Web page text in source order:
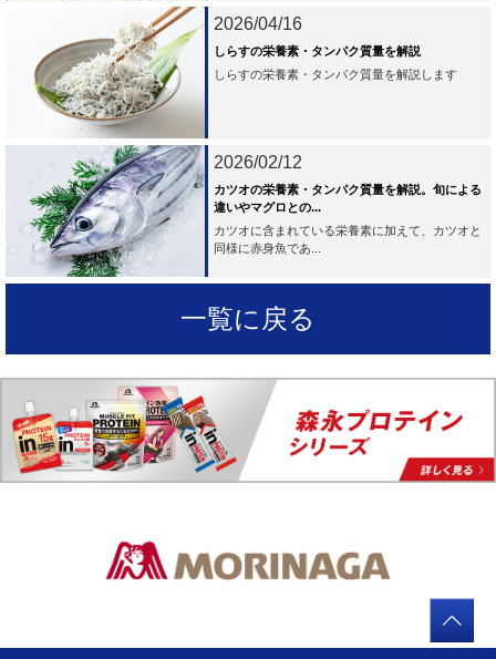
2026/04/16
しらすの栄養素・タンパク質量を解説
しらすの栄養素・タンパク質量を解説します
2026/02/12
カツオの栄養素・タンパク質量を解説。旬による
違いやマグロとの...
カツオに含まれている栄養素に加えて、カツオと
同様に赤身魚であ...
一覧に戻る